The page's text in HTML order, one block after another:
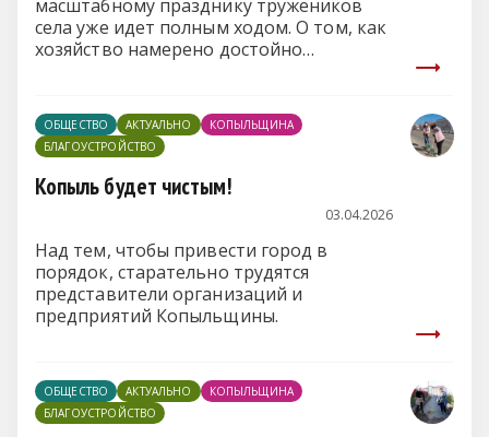
масштабному празднику тружеников
села уже идет полным ходом. О том, как
хозяйство намерено достойно
«Преснаки» Владимир Лазовский.
ОБЩЕСТВО АКТУАЛЬНО
КОПЫЛЬЩИНА
БЛАГОУСТРОЙСТВО
Копыль будет чистым!
03.04.2026
Над тем, чтобы привести город в
порядок, старательно трудятся
представители организаций и
предприятий Копыльщины.
ОБЩЕСТВО АКТУАЛЬНО
КОПЫЛЬЩИНА
БЛАГОУСТРОЙСТВО